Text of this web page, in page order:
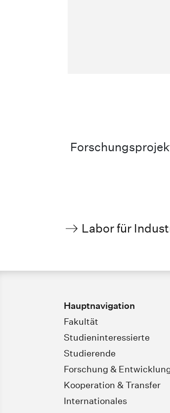
Labor für
Hauptnavigation
Fakultät
Studieninteressierte
Studierende
Forschung &
Kooperation & Transfer
Internationales